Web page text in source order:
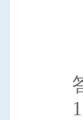
答
1.